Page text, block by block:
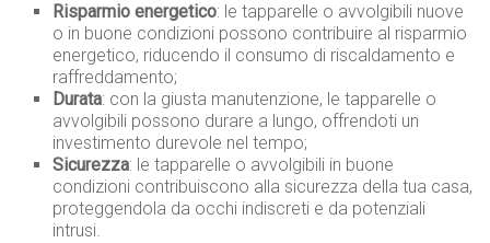
Risparmio energetico: le tapparelle o avvolgibili nuove
o in buone condizioni possono contribuire al risparmio
energetico, riducendo il consumo di riscaldamento e
raffreddamento;
Durata: con la giusta manutenzione, le tapparelle o
avvolgibili possono durare a lungo, offrendoti un
investimento durevole nel tempo;
Sicurezza: le tapparelle o avvolgibili in buone
condizioni contribuiscono alla sicurezza della tua casa,
proteggendola da occhi indiscreti e da potenziali
intrusi.